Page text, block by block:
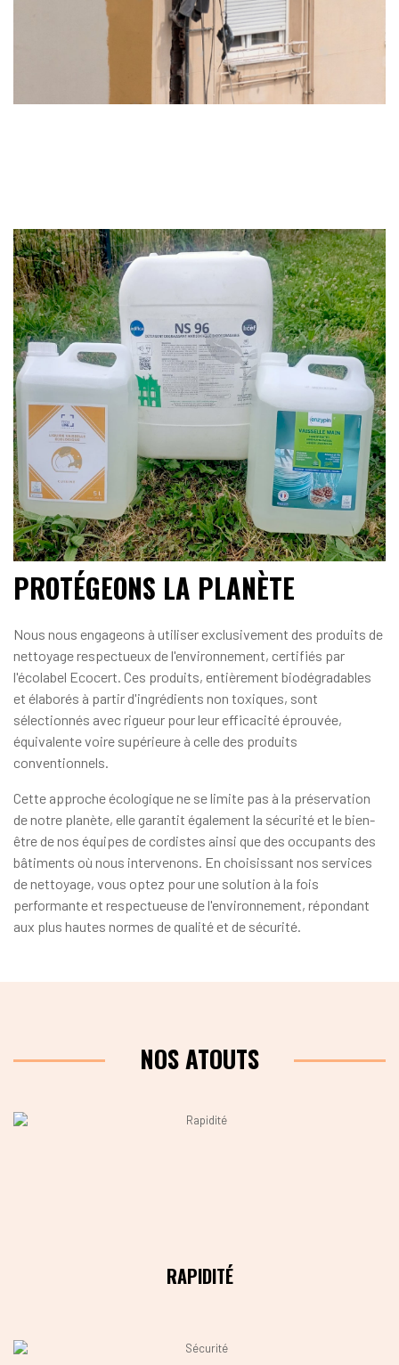
PROTÉGEONS LA PLANÈTE
Nous nous engageons à utiliser exclusivement des produits de
nettoyage respectueux de l'environnement, certifiés par
l'écolabel Ecocert. Ces produits, entièrement biodégradables
et élaborés à partir d'ingrédients non toxiques, sont
sélectionnés avec rigueur pour leur efficacité éprouvée,
équivalente voire supérieure à celle des produits
conventionnels.
Cette approche écologique ne se limite pas à la préservation
de notre planète, elle garantit également la sécurité et le bien-
être de nos équipes de cordistes ainsi que des occupants des
bâtiments où nous intervenons. En choisissant nos services
de nettoyage, vous optez pour une solution à la fois
performante et respectueuse de l'environnement, répondant
aux plus hautes normes de qualité et de sécurité.
NOS ATOUTS
RAPIDITÉ